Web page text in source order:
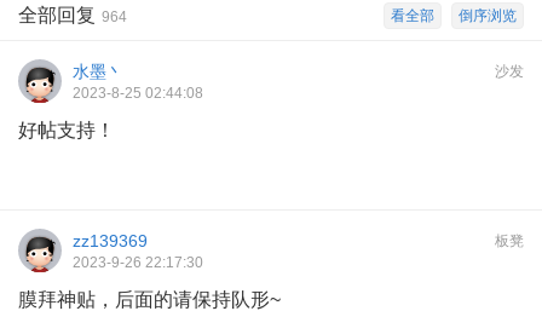
倒序浏览
看全部
全部回复 964
沙发
水墨丶
2023-8-25 02:44:08
好帖支持！
板凳
zz139369
2023-9-26 22:17:30
膜拜神贴，后面的请保持队形~